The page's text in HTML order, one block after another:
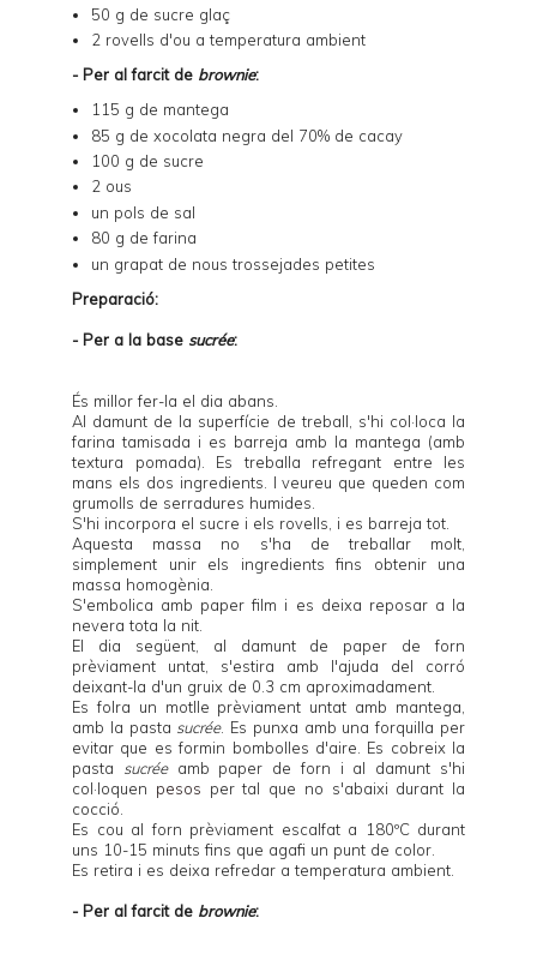
50 g de sucre glaç
2 rovells d'ou a temperatura ambient
- Per al farcit de brownie:
115 g de mantega
85 g de xocolata negra del 70% de cacay
100 g de sucre
2 ous
un pols de sal
80 g de farina
un grapat de nous trossejades petites
Preparació:
- Per a la base sucrée:
És millor fer-la el dia abans.
Al damunt de la superfície de treball, s'hi col·loca la
farina tamisada i es barreja amb la mantega (amb
textura pomada). Es treballa refregant entre les
mans els dos ingredients. I veureu que queden com
grumolls de serradures humides.
S'hi incorpora el sucre i els rovells, i es barreja tot.
Aquesta massa no s'ha de treballar molt,
simplement unir els ingredients fins obtenir una
massa homogènia.
S'embolica amb paper film i es deixa reposar a la
nevera tota la nit.
El dia següent, al damunt de paper de forn
prèviament untat, s'estira amb l'ajuda del corró
deixant-la d'un gruix de 0.3 cm aproximadament.
Es folra un motlle prèviament untat amb mantega,
amb la pasta sucrée. Es punxa amb una forquilla per
evitar que es formin bombolles d'aire. Es cobreix la
pasta sucréeamb paper de forn i al damunt s'hi
col·loquen pesos per tal que no s'abaixi durant la
cocció.
Es cou al forn prèviament escalfat a 180ºC durant
uns 10-15 minuts fins que agafi un punt de color.
Es retira i es deixa refredar a temperatura ambient.
- Per al farcit de brownie: